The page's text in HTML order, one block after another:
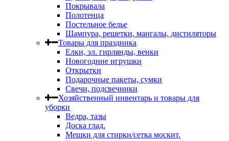
Покрывала
Полотенца
Постельное белье
Шампура, решетки, мангалы, дистиляторы
Товары для праздника
Елки, эл. гирлянды, венки
Новогодние игрушки
Открытки
Подарочные пакеты, сумки
Свечи, подсвечники
Хозяйственный инвентарь и товары для
уборки
Ведра, тазы
Доска глад.
Мешки для стирки/сетка москит.